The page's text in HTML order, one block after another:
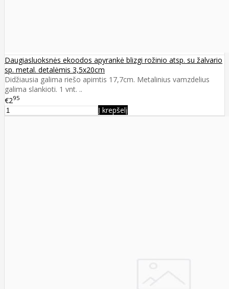
Daugiasluoksnės ekoodos apyrankė blizgi rožinio atsp. su žalvario
sp. metal. detalėmis 3,5x20cm
Didžiausia galima riešo apimtis 17,7cm. Metalinius vamzdelius
galima slankioti. 1 vnt. ..
€295
Į krepšelį